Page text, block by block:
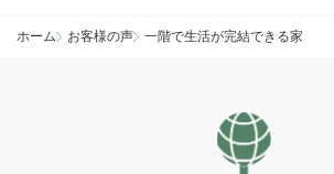
ホーム お客様の声 一階で生活が完結できる家